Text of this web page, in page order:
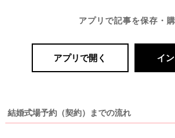
アプリで記事を保存・
アプリで開く イ
結婚式場予約（契約）までの流れ